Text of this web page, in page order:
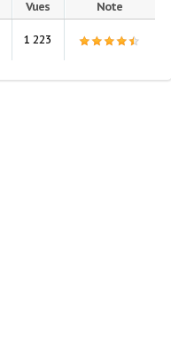
Vues Note
1 223